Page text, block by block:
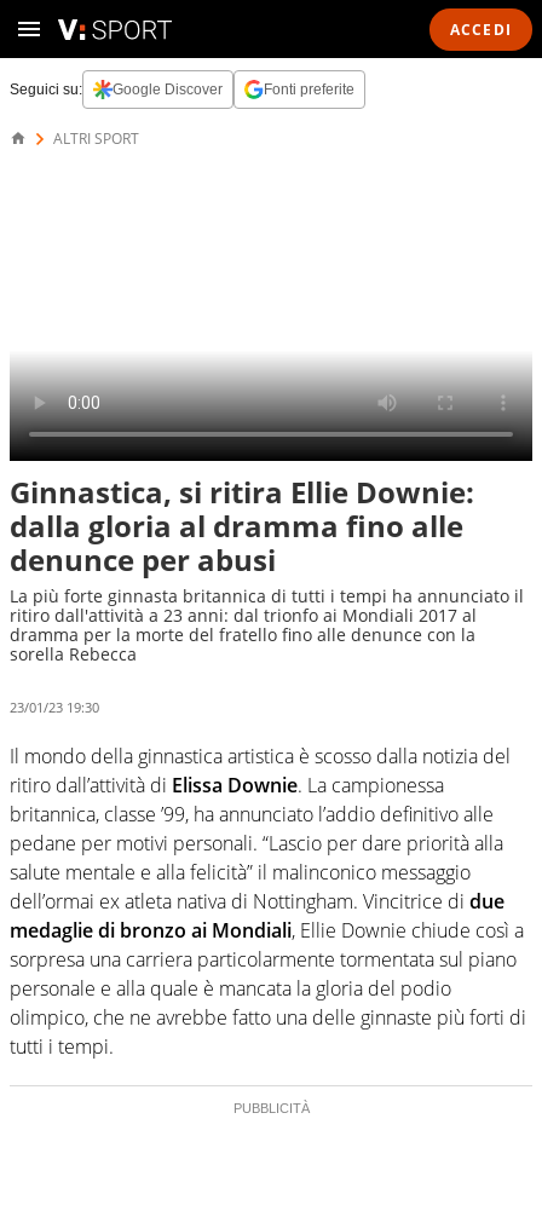
ACCEDI
Seguici su: Google Discover Fonti preferite
ALTRI SPORT
Ginnastica, si ritira Ellie Downie:
dalla gloria al dramma fino alle
denunce per abusi
La più forte ginnasta britannica di tutti i tempi ha annunciato il
ritiro dall'attività a 23 anni: dal trionfo ai Mondiali 2017 al
dramma per la morte del fratello fino alle denunce con la
sorella Rebecca
23/01/23 19:30
Il mondo della ginnastica artistica è scosso dalla notizia del
ritiro dall’attività di Elissa Downie. La campionessa
britannica, classe ’99, ha annunciato l’addio definitivo alle
pedane per motivi personali. “Lascio per dare priorità alla
salute mentale e alla felicità” il malinconico messaggio
dell’ormai ex atleta nativa di Nottingham. Vincitrice di due
medaglie di bronzo ai Mondiali, Ellie Downie chiude così a
sorpresa una carriera particolarmente tormentata sul piano
personale e alla quale è mancata la gloria del podio
olimpico, che ne avrebbe fatto una delle ginnaste più forti di
tutti i tempi.